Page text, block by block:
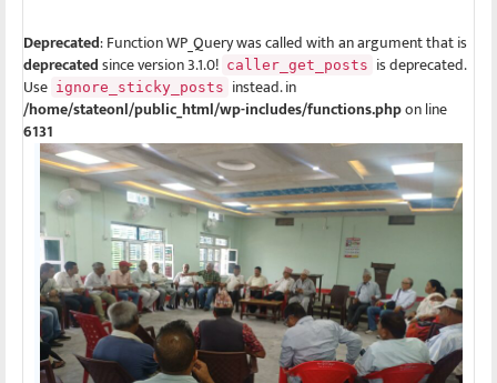
Deprecated: Function WP_Query was called with an argument that is
deprecatedsince version 3.1.0! caller_get_posts is deprecated.
Use ignore_sticky_posts instead. in
/home/stateonl/public_html/wp-includes/functions.phpon line
6131